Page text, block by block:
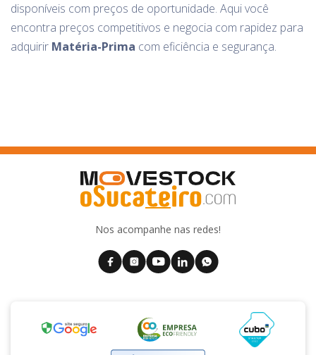
disponíveis com preços de oportunidade. Aqui você
encontra preços competitivos e negocia com rapidez para
adquirir Matéria-Prima com eficiência e segurança.
Nos acompanhe nas redes!